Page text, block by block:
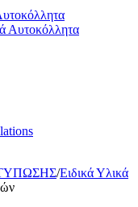
Αυτοκόλλητα
/Ειδικά Υλικά